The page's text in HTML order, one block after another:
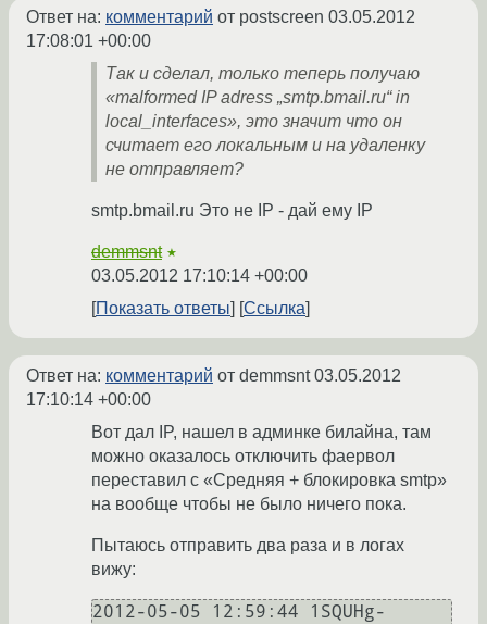
Ответ на: комментарий от postscreen 03.05.2012
17:08:01 +00:00
Так и сделал, только теперь получаю
«malformed IP adress „smtp.bmail.ru“ in
local_interfaces», это значит что он
считает его локальным и на удаленку
не отправляет?
smtp.bmail.ru Это не IP - дай ему IP
demmsnt ★
03.05.2012 17:10:14 +00:00
Показать ответы
Ссылка
Ответ на: комментарий от demmsnt03.05.2012
17:10:14 +00:00
Вот дал IP, нашел в админке билайна, там
можно оказалось отключить фаервол
переставил с «Средняя + блокировка smtp»
на вообще чтобы не было ничего пока.
Пытаюсь отправить два раза и в логах
вижу:
2012-05-05 12:59:44 1SQUHg-